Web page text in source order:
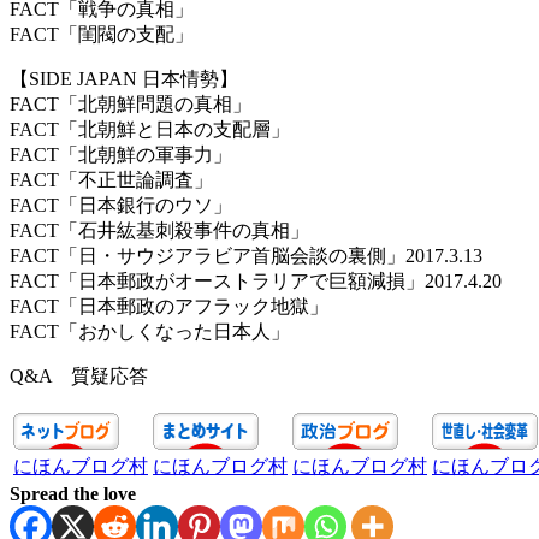
FACT「戦争の真相」
FACT「閨閥の支配」
【SIDE JAPAN 日本情勢】
FACT「北朝鮮問題の真相」
FACT「北朝鮮と日本の支配層」
FACT「北朝鮮の軍事力」
FACT「不正世論調査」
FACT「日本銀行のウソ」
FACT「石井紘基刺殺事件の真相」
FACT「日・サウジアラビア首脳会談の裏側」2017.3.13
FACT「日本郵政がオーストラリアで巨額減損」2017.4.20
FACT「日本郵政のアフラック地獄」
FACT「おかしくなった日本人」
Q&A 質疑応答
にほんブログ村 にほんブログ村 にほんブログ村 にほんブロ
Spread the love